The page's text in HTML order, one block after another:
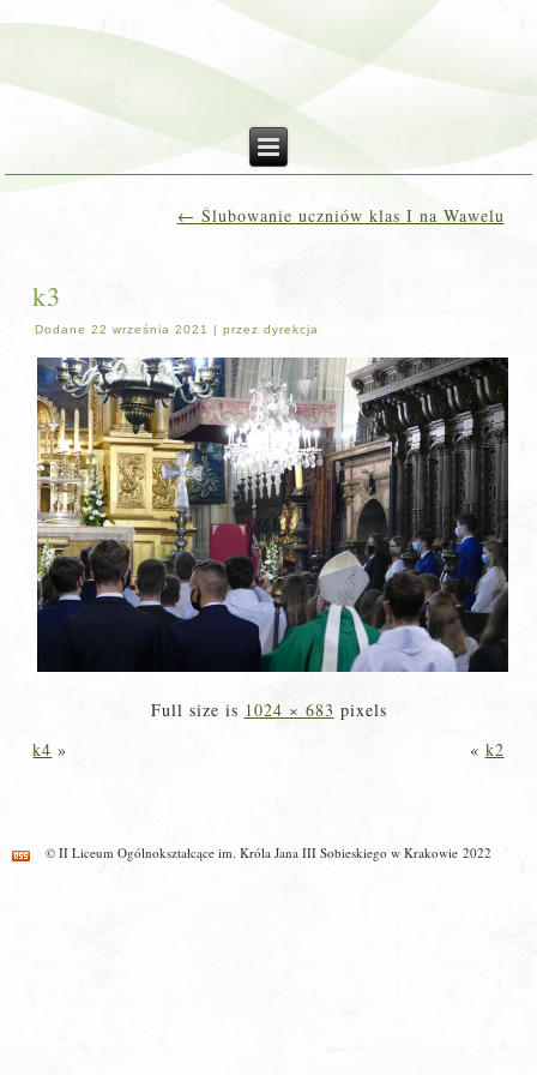
← Ślubowanie uczniów klas I na Wawelu
k3
Dodane 22 września 2021 |przez dyrekcja
Full size is 1024 × 683 pixels
k4 » « k2
© II Liceum Ogólnokształcące im. Króla Jana III Sobieskiego w Krakowie 2022